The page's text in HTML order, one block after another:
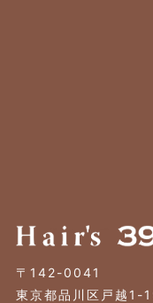
〒142-0041
東京都品川区戸越1-